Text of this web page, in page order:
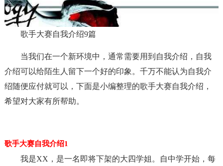
歌手大赛自我介绍9篇
当我们在一个新环境中，通常需要用到自我介绍，自我
介绍可以给陌生人留下一个好的印象。千万不能认为自我介
绍随便应付就可以，下面是小编整理的歌手大赛自我介绍，
希望对大家有所帮助。
歌手大赛自我介绍1
我是XX，是一名即将下架的大四学姐。自中学开始，每